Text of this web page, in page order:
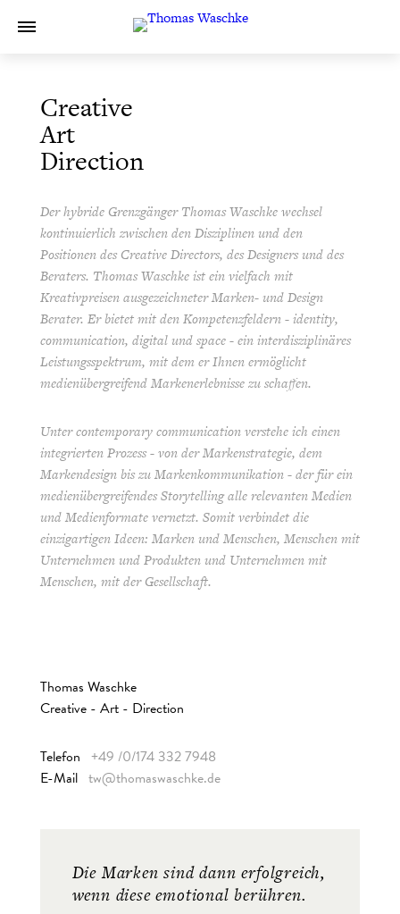
Creative
Art
Direction
Der hybride Grenzgänger Thomas Waschke wechsel
kontinuierlich zwischen den Disziplinen und den
Positionen des Creative Directors, des Designers und des
Beraters. Thomas Waschke ist ein vielfach mit
Kreativpreisen ausgezeichneter Marken- und Design
Berater. Er bietet mit den Kompetenzfeldern - identity,
communication, digital und space - ein interdisziplinäres
Leistungsspektrum, mit dem er Ihnen ermöglicht
medienübergreifend Markenerlebnisse zu schaffen.
Unter contemporary communication verstehe ich einen
integrierten Prozess - von der Markenstrategie, dem
Markendesign bis zu Markenkommunikation - der für ein
medienübergreifendes Storytelling alle relevanten Medien
und Medienformate vernetzt. Somit verbindet die
einzigartigen Ideen: Marken und Menschen, Menschen mit
Unternehmen und Produkten und Unternehmen mit
Menschen, mit der Gesellschaft.
Thomas Waschke
Creative - Art - Direction
Telefon +49 /0/174 332 7948
E-Mail tw@thomaswaschke.de
Die Marken sind dann erfolgreich,
wenn diese emotional berühren.